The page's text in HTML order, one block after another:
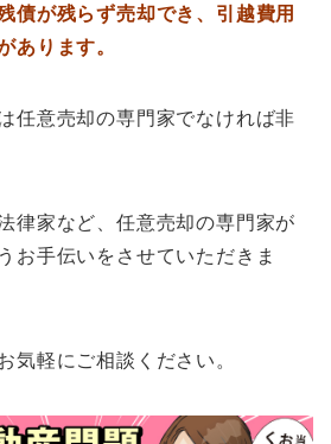
債が残らず売却でき、引越費用
あります。
任意売却の専門家でなければ非
律家など、任意売却の専門家が
お手伝いをさせていただきま
気軽にご相談ください。